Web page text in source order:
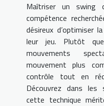
Maîtriser un
compétence
désireux d’optimiser
leur jeu. Plutôt
mouvements
mouvement plus
contrôle tout en
Découvrez dans les
cette technique